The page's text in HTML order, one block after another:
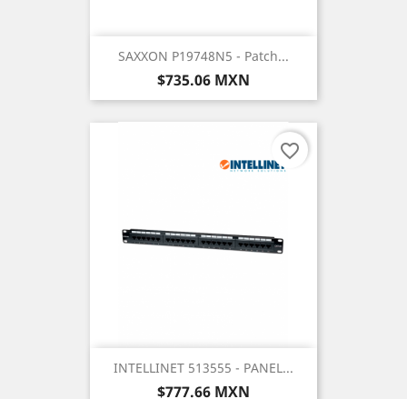
SAXXON P19748N5 - Patch...
Precio
$735.06 MXN
INTELLINET 513555 - PANEL...
Precio
$777.66 MXN
favorite_border